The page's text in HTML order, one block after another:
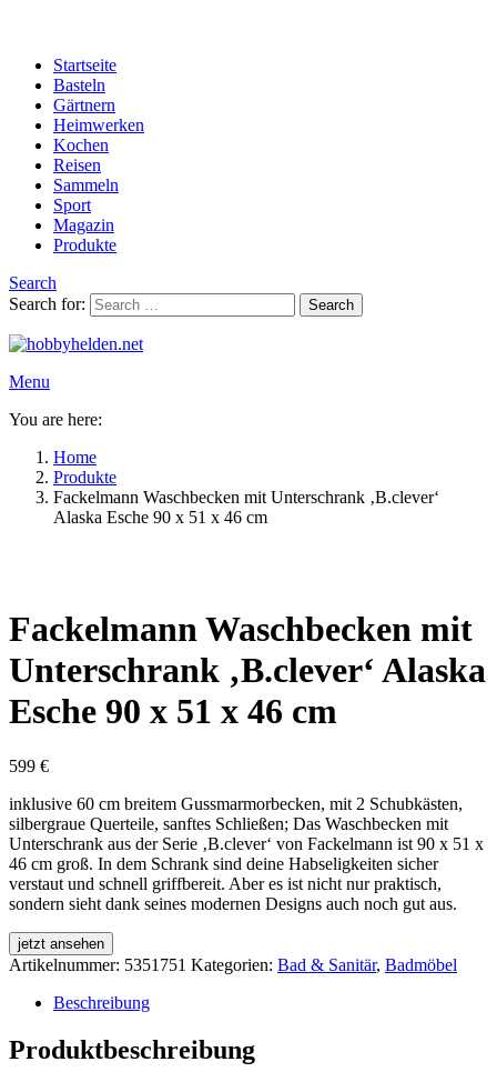
Startseite
Basteln
Gärtnern
Heimwerken
Kochen
Reisen
Sammeln
Sport
Magazin
Produkte
Search
Search for:
Search
Menu
You are here:
Home
Produkte
Fackelmann Waschbecken mit Unterschrank ‚B.clever‘
Alaska Esche 90 x 51 x 46 cm
Fackelmann Waschbecken mit
Unterschrank ‚B.clever‘ Alaska
Esche 90 x 51 x 46 cm
599 €
inklusive 60 cm breitem Gussmarmorbecken, mit 2 Schubkästen,
silbergraue Querteile, sanftes Schließen; Das Waschbecken mit
Unterschrank aus der Serie ‚B.clever‘ von Fackelmann ist 90 x 51 x
46 cm groß. In dem Schrank sind deine Habseligkeiten sicher
verstaut und schnell griffbereit. Aber es ist nicht nur praktisch,
sondern sieht dank seines modernen Designs auch noch gut aus.
jetzt ansehen
Artikelnummer: 5351751 Kategorien: Bad & Sanitär, Badmöbel
Beschreibung
Produktbeschreibung